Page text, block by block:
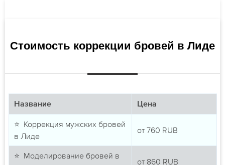
Стоимость коррекции бровей в Лиде
Название Цена
⭐ Коррекция мужских бровей
в Лиде
от 760 RUB
⭐ Моделирование бровей в
от 860 RUB